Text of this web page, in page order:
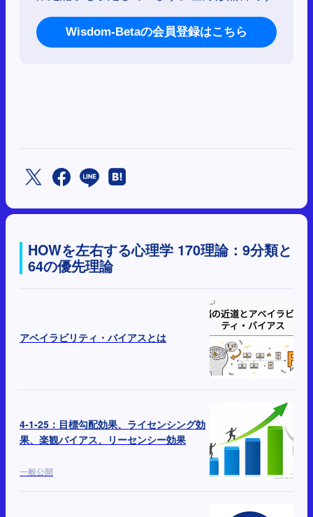
Wisdom-Betaの会員登録はこちら
HOWを左右する心理学 170理論：9分類と
64の優先理論
アベイラビリティ・バイアスとは
4-1-25：目標勾配効果、ライセンシング効
果、楽観バイアス、リーセンシー効果
一般公開